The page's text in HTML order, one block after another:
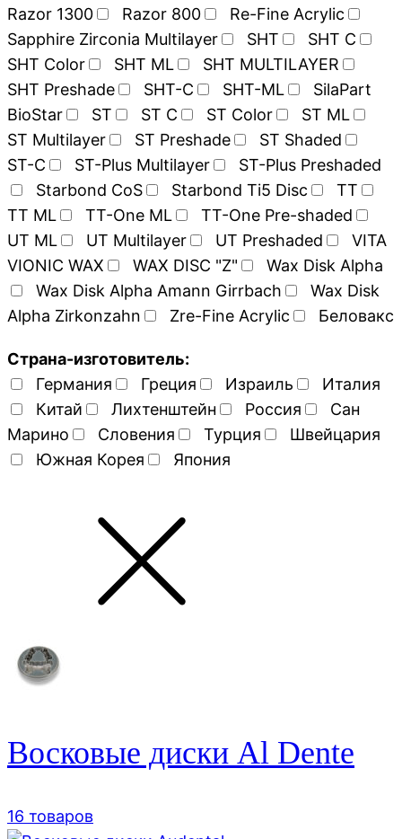
Razor 1300
Razor 800
Re-Fine Acrylic
Sapphire Zirconia Multilayer
SHT
SHT C
SHT Color
SHT ML
SHT MULTILAYER
SHT Preshade
SHT-C SHT-ML
SilaPart
BioStar
ST ST C ST Color
ST ML
ST Multilayer
ST Preshade
ST Shaded
ST-C
ST-Plus Multilayer
ST-Plus Preshaded
Starbond CoS
Starbond Ti5 Disc
TT
TT ML
TT-One ML
TT-One Pre-shaded
UT ML
UT Multilayer UT Preshaded
VITA
VIONIC WAX
WAX DISC "Z"
Wax Disk Alpha
Wax Disk Alpha Amann Girrbach
Wax Disk
Alpha Zirkonzahn
Zre-Fine Acrylic Беловакс
Страна-изготовитель:
Германия
Греция Израиль
Италия
Китай
Лихтенштейн Россия
Сан
Марино
Словения Турция
Швейцария
Южная Корея
Япония
Восковые диски Al Dente
16 товаров